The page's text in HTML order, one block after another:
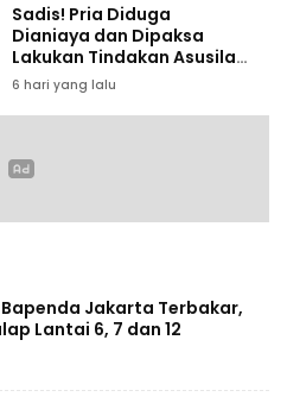
Sadis! Pria Diduga
Dianiaya dan Dipaksa
Lakukan Tindakan Asusila
oleh Rekan Kerja
6 hari yang lalu
Jakarta Terbakar,
Lantai 6, 7 dan 12